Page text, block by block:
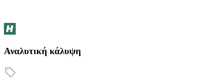
Αναλυτική κάλυψη